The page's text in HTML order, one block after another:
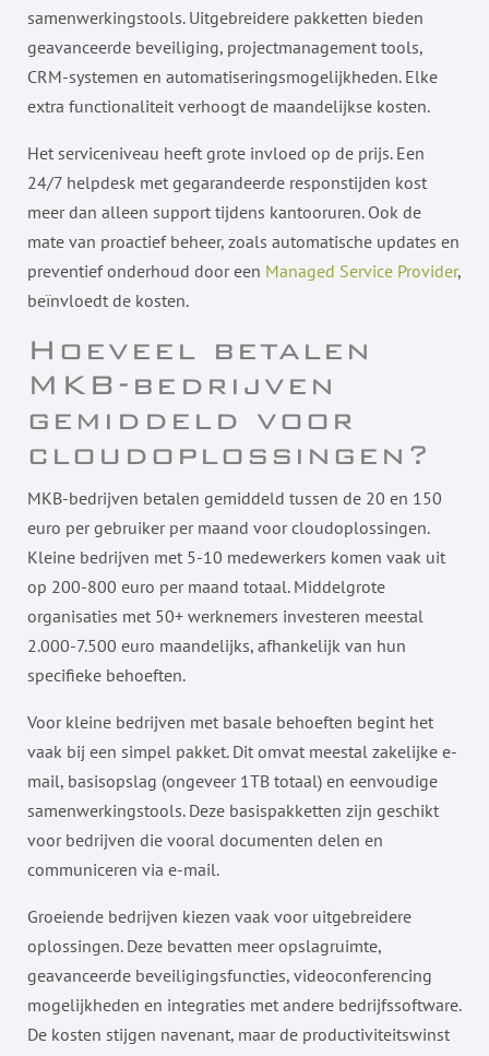
samenwerkingstools. Uitgebreidere pakketten bieden
geavanceerde beveiliging, projectmanagement tools,
CRM-systemen en automatiseringsmogelijkheden. Elke
extra functionaliteit verhoogt de maandelijkse kosten.
Het serviceniveau heeft grote invloed op de prijs. Een
24/7 helpdesk met gegarandeerde responstijden kost
meer dan alleen support tijdens kantooruren. Ook de
mate van proactief beheer, zoals automatische updates en
preventief onderhoud door een Managed Service Provider,
beïnvloedt de kosten.
Hoeveel betalen
MKB-bedrijven
gemiddeld voor
cloudoplossingen?
MKB-bedrijven betalen gemiddeld tussen de 20 en 150
euro per gebruiker per maand voor cloudoplossingen.
Kleine bedrijven met 5-10 medewerkers komen vaak uit
op 200-800 euro per maand totaal. Middelgrote
organisaties met 50+ werknemers investeren meestal
2.000-7.500 euro maandelijks, afhankelijk van hun
specifieke behoeften.
Voor kleine bedrijven met basale behoeften begint het
vaak bij een simpel pakket. Dit omvat meestal zakelijke e-
mail, basisopslag (ongeveer 1TB totaal) en eenvoudige
samenwerkingstools. Deze basispakketten zijn geschikt
voor bedrijven die vooral documenten delen en
communiceren via e-mail.
Groeiende bedrijven kiezen vaak voor uitgebreidere
oplossingen. Deze bevatten meer opslagruimte,
geavanceerde beveiligingsfuncties, videoconferencing
mogelijkheden en integraties met andere bedrijfssoftware.
De kosten stijgen navenant, maar de productiviteitswinst